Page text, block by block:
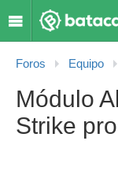
Foros Equipo
Módulo
Strike